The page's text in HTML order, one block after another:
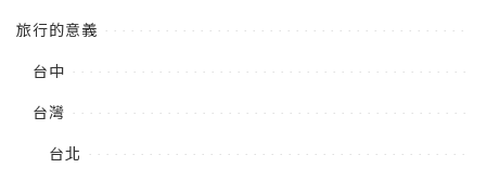
旅行的意義
台中
台灣
台北